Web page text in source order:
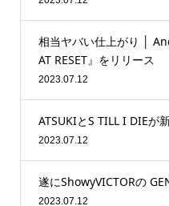
相当ヤバい仕上がり │
AT RESET』をリリース
2023.07.12
ATSUKIとS TILL I DIEが
2023.07.12
遂にShowyVICTORの
2023.07.12